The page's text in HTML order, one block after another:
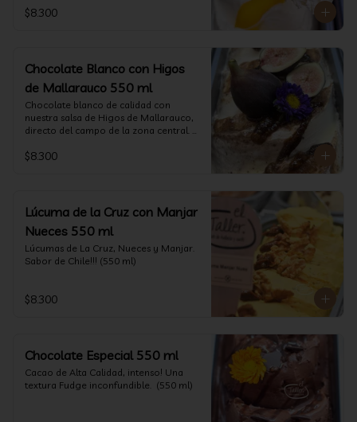
$8.300
Chocolate Blanco con Higos
de Mallarauco 550 ml
Chocolate blanco de calidad con
nuestra salsa de Higos de Mallarauco,
directo del campo de la zona central.
$8.300
Lúcuma de la Cruz con Manjar
Nueces 550 ml
Lúcumas de La Cruz, Nueces y Manjar.
Sabor de Chile!!! (550 ml)
$8.300
Chocolate Especial 550 ml
Cacao de Alta Calidad, intenso! Una
textura Fudge inconfundible.  (550 ml)